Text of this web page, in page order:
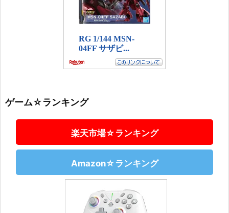
ゲーム☆ランキング
楽天市場☆ランキング
Amazon☆ランキング